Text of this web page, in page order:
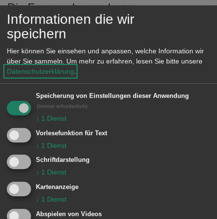
Die Feuerwehr wurde zur
Unterstützung eines Städtischen
Mitarbeiters gerufen, da in einem
Museum sämtliche Alarme wegen
einem Stromausfall auslösten. Der
Alarm stellte sich für die Feuerwehr als
Fehlalarm heraus.
Besondere Vorkommnisse:
Einheiten Feuerwehr Aalen:
Zugführer vom Dienst
Informationen die wir
speichern
Hier können Sie einsehen und anpassen, welche Information wir
über Sie sammeln.
Um mehr zu erfahren, lesen Sie bitte unsere
Datenschutzerklärung
Speicherung von Einstellungen dieser Anwendung
(immer erforderlich)
↓ 1 Dienst
Vorlesefunktion für Text
↓ 1 Dienst
Schriftdarstellung
↓ 1 Dienst
Kartenanzeige
↓ 1 Dienst
Abspielen von Videos